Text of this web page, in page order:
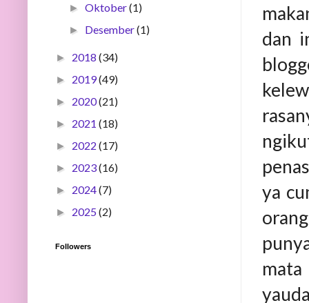
dan
ya
mata
►Oktober(1)
► Desember(1)
► 2018 (34)
► 2019(49)
► 2020(21)
► 2021 (18)
► 2022 (17)
► 2023(16)
► 2024(7)
► 2025(2)
Followers